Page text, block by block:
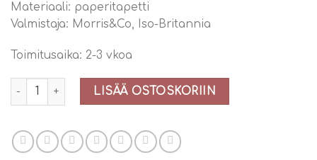
Materiaali: paperitapetti
Valmistaja: Morris&Co, Iso-Britannia
Toimitusaika: 2-3 vkoa
William Morris Pimpernel tapetti Bayleaf / Manilla (216470)
LISÄÄ OSTOSKORIIN